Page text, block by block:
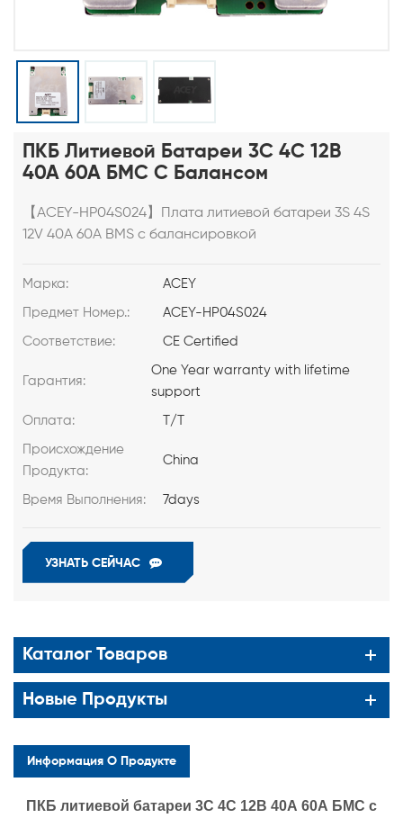
ПКБ Литиевой Батареи 3С 4С 12В
40А 60А БМС С Балансом
【ACEY-HP04S024】Плата литиевой батареи 3S 4S
12V 40A 60A BMS с балансировкой
Марка: ACEY
Предмет Номер.: ACEY-HP04S024
Соответствие: CE Certified
Гарантия:
One Year warranty with lifetime
support
Оплата: T/T
Происхождение
Продукта:
China
Время Выполнения: 7days
УЗНАТЬ СЕЙЧАС
Каталог Товаров
Новые Продукты
Информация О Продукте
ПКБ литиевой батареи 3С 4С 12В 40А 60А БМС с